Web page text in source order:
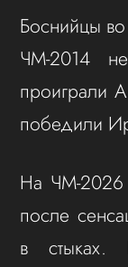
Боснийцы
ЧМ-2014
проиграли
победили
На ЧМ-2026
после
в стыках.